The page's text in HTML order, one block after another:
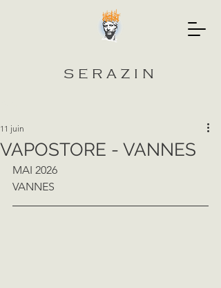
SERAZIN
VAPOSTORE - VANNES
11 juin
MAI 2026
VANNES